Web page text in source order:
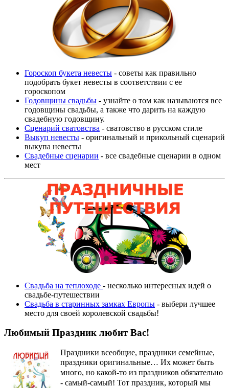
Гороскоп букета невесты - советы как правильно
подобрать букет невесты в соответствии с ее
гороскопом
Годовщины свадьбы - узнайте о том как называются все
годовщины свадьбы, а также что дарить на каждую
свадебную годовщину.
Сценарий сватовства - сватовство в русском стиле
Выкуп невесты - оригинальный и прикольный сценарий
выкупа невесты
Свадебные сценарии - все свадебные сценарии в одном
мест
Свадьба на теплоходе - несколько интересных идей о
свадьбе-путешествии
Свадьба в старинных замках Европы - выбери лучшее
место для своей королевской свадьбы!
Любимый Праздник любит Вас!
Праздники всеобщие, праздники семейные,
праздники оригинальные… Их может быть
много, но какой-то из праздников обязательно
- самый-самый! Тот праздник, который мы